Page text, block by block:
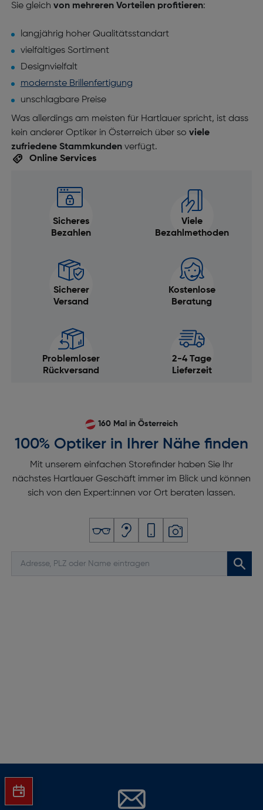
Sie gleich von mehreren Vorteilen profitieren:
langjährig hoher Qualitätsstandart
vielfältiges Sortiment
Designvielfalt
modernste Brillenfertigung
unschlagbare Preise
Was allerdings am meisten für Hartlauer spricht, ist dass
kein anderer Optiker in Österreich über so viele
zufriedene Stammkundenverfügt.
Online Services
Sicheres
Bezahlen
Viele
Bezahlmethoden
Sicherer
Versand
Kostenlose
Beratung
Problemloser
Rückversand
2-4 Tage
Lieferzeit
160 Mal in Österreich
100% Optiker in Ihrer Nähe finden
Mit unserem einfachen Storefinder haben Sie Ihr
nächstes Hartlauer Geschäft immer im Blick und können
sich von den Expert:innen vor Ort beraten lassen.